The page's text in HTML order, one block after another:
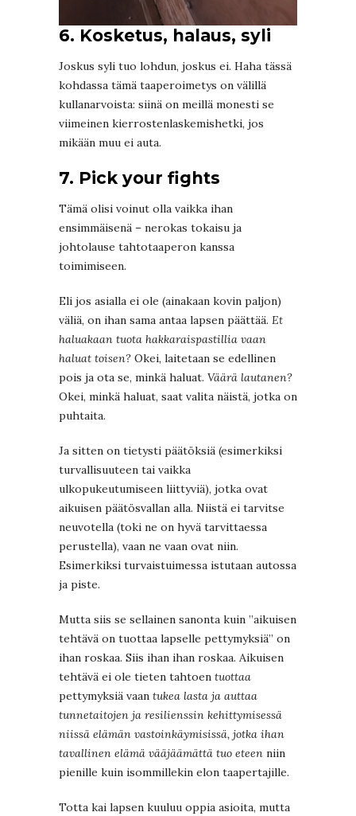
6. Kosketus, halaus, syli
Joskus syli tuo lohdun, joskus ei. Haha tässä
kohdassa tämä taaperoimetys on välillä
kullanarvoista: siinä on meillä monesti se
viimeinen kierrostenlaskemishetki, jos
mikään muu ei auta.
7. Pick your fights
Tämä olisi voinut olla vaikka ihan
ensimmäisenä – nerokas tokaisu ja
johtolause tahtotaaperon kanssa
toimimiseen.
Eli jos asialla ei ole (ainakaan kovin paljon)
väliä, on ihan sama antaa lapsen päättää. Et
haluakaan tuota hakkaraispastillia vaan
haluat toisen? Okei, laitetaan se edellinen
pois ja ota se, minkä haluat. Väärä lautanen?
Okei, minkä haluat, saat valita näistä, jotka on
puhtaita.
Ja sitten on tietysti päätöksiä (esimerkiksi
turvallisuuteen tai vaikka
ulkopukeutumiseen liittyviä), jotka ovat
aikuisen päätösvallan alla. Niistä ei tarvitse
neuvotella (toki ne on hyvä tarvittaessa
perustella), vaan ne vaan ovat niin.
Esimerkiksi turvaistuimessa istutaan autossa
ja piste.
Mutta siis se sellainen sanonta kuin ”aikuisen
tehtävä on tuottaa lapselle pettymyksiä” on
ihan roskaa. Siis ihan ihan roskaa. Aikuisen
tehtävä ei ole tieten tahtoen tuottaa
pettymyksiä vaan tukea lasta ja auttaa
tunnetaitojen ja resilienssin kehittymisessä
niissä elämän vastoinkäymisissä, jotka ihan
tavallinen elämä vääjäämättä tuo eteen niin
pienille kuin isommillekin elon taapertajille.
Totta kai lapsen kuuluu oppia asioita, mutta